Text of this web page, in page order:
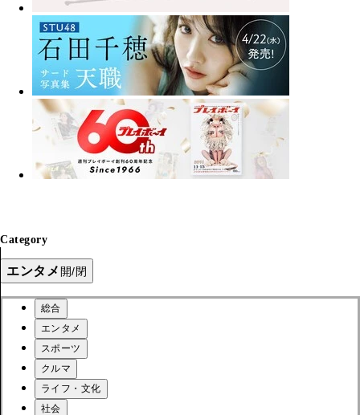
Category
エンタメ 開/閉
総合
エンタメ
スポーツ
クルマ
ライフ・文化
社会